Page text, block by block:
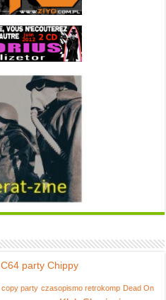
C64 party Chippy
copy party czasopismo retrokomp Dead On